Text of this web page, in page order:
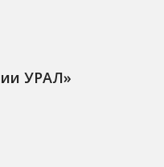
УРАЛ»